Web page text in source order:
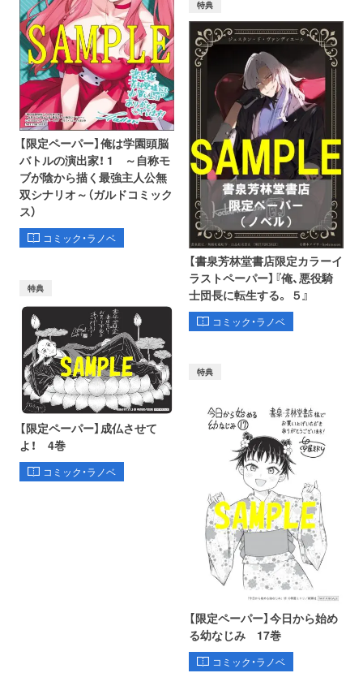
【限定ペーパー】俺は学園頭脳
バトルの演出家！ 1 ～自称モ
ブが陰から描く最強主人公無
双シナリオ～（ガルドコミック
ス）
コミック・ラノベ
特典
【書泉芳林堂書店限定カラーイ
ラストペーパー】『俺、悪役騎
士団長に転生する。 ５』
コミック・ラノベ
特典
【限定ペーパー】成仏させて
よ！ 4巻
コミック・ラノベ
特典
【限定ペーパー】今日から始め
る幼なじみ 17巻
コミック・ラノベ